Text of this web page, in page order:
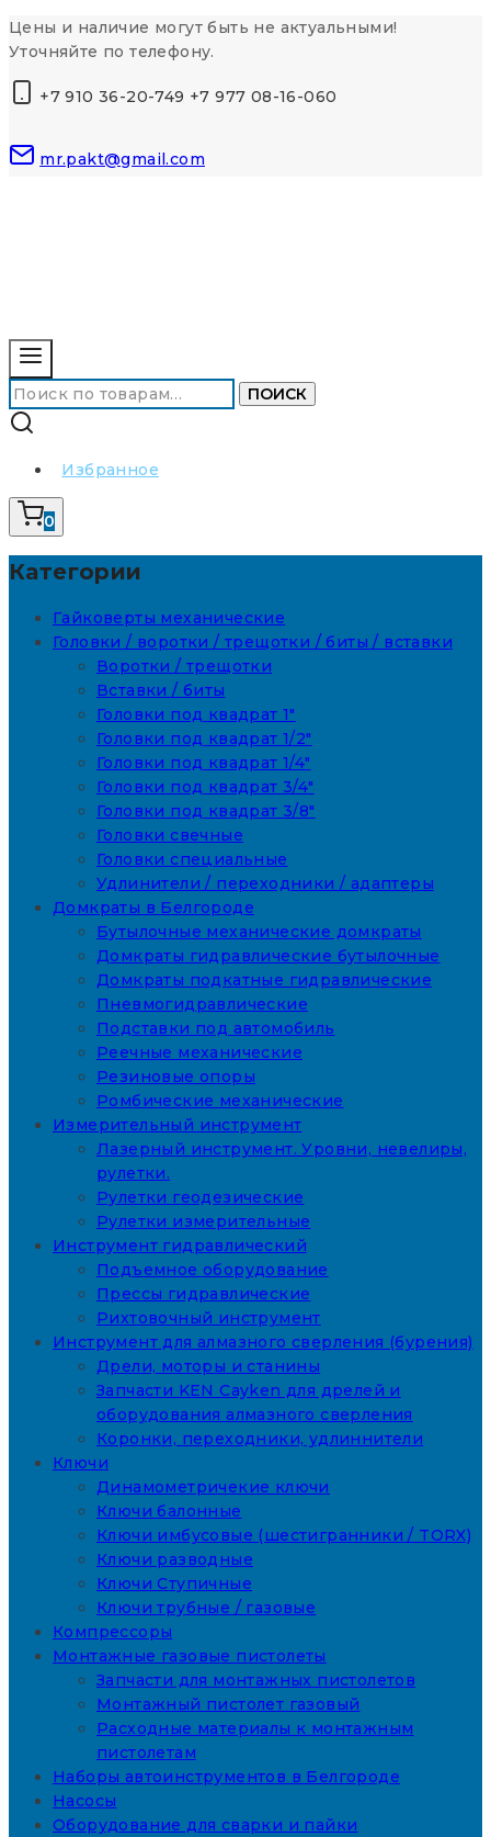
Перейти
к
Цены и наличие могут быть не актуальными!
Уточняйте по телефону.
+7 910 36-20-749 +7 977 08-16-060
mr.pakt@gmail.com
Искать: ПОИСК
Избранное
0
Категории
Гайковерты механические
Головки / воротки / трещотки / биты / вставки
Воротки / трещотки
Вставки / биты
Головки под квадрат 1"
Головки под квадрат 1/2"
Головки под квадрат 1/4"
Головки под квадрат 3/4"
Головки под квадрат 3/8"
Головки свечные
Головки специальные
Удлинители / переходники / адаптеры
Домкраты в Белгороде
Бутылочные механические домкраты
Домкраты гидравлические бутылочные
Домкраты подкатные гидравлические
Пневмогидравлические
Подставки под автомобиль
Реечные механические
Резиновые опоры
Ромбические механические
Измерительный инструмент
Лазерный инструмент. Уровни, невелиры,
рулетки.
Рулетки геодезические
Рулетки измерительные
Инструмент гидравлический
Подъемное оборудование
Прессы гидравлические
Рихтовочный инструмент
Инструмент для алмазного сверления (бурения)
Дрели, моторы и станины
Запчасти KEN Cayken для дрелей и
оборудования алмазного сверления
Коронки, переходники, удлиннители
Ключи
Динамометричекие ключи
Ключи балонные
Ключи имбусовые (шестигранники / TORX)
Ключи разводные
Ключи Ступичные
Ключи трубные / газовые
Компрессоры
Монтажные газовые пистолеты
Запчасти для монтажных пистолетов
Монтажный пистолет газовый
Расходные материалы к монтажным
пистолетам
Наборы автоинструментов в Белгороде
Насосы
Оборудование для сварки и пайки